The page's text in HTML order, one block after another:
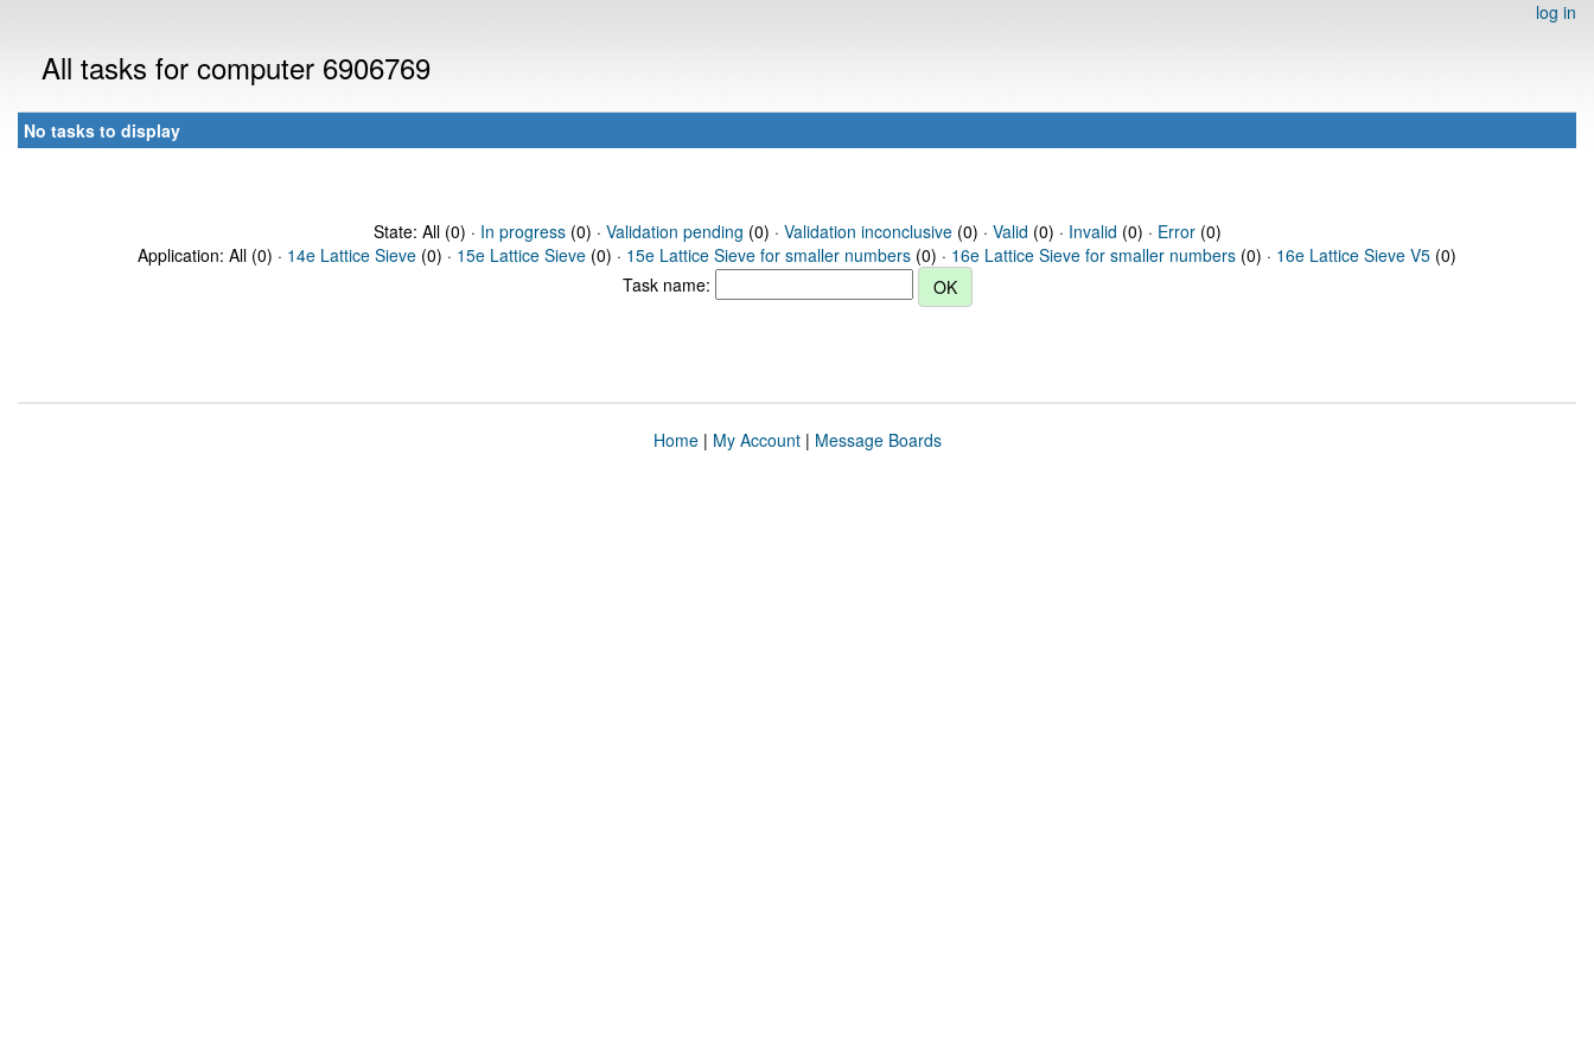
log in
All tasks for computer 6906769
No tasks to display
State: All (0) · In progress(0) · Validation pending (0) · Validation inconclusive(0) · Valid (0) · Invalid (0) · Error(0)
Application: All (0) · 14e Lattice Sieve (0) · 15e Lattice Sieve (0) · 15e Lattice Sieve for smaller numbers (0) · 16e Lattice Sieve for smaller numbers (0) · 16e Lattice Sieve V5 (0)
Task name:
Home| My Account| Message Boards